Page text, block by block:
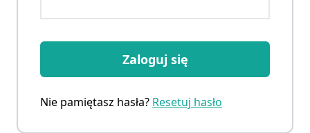
Zaloguj się
Nie pamiętasz hasła? Resetuj hasło